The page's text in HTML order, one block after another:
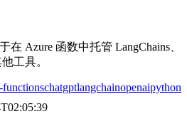
Azure 函数中托管 LangChains、
工具。
functionschatgptlangchainopenaipython